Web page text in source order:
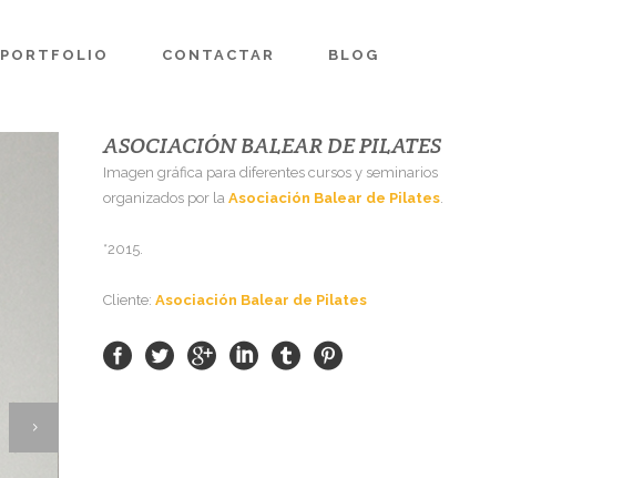
PORTFOLIO CONTACTAR BLOG
ASOCIACIÓN BALEAR DE PILATES
Imagen gráfica para diferentes cursos y seminarios
organizados por laAsociación Balear de Pilates.
*2015.
Cliente:Asociación Balear de Pilates